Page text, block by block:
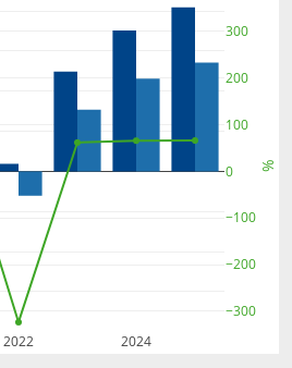
2022 2024
−300
−200
−100
0
100
200
300
%